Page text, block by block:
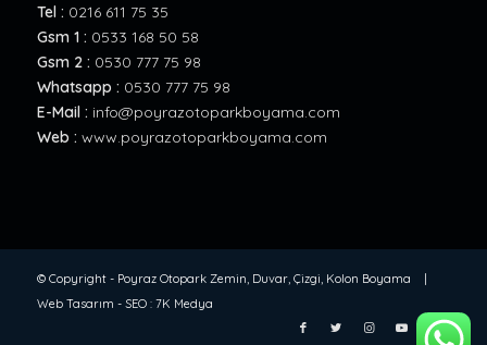
Tel : 0216 611 75 35
Gsm 1 : 0533 168 50 58
Gsm 2 : 0530 777 75 98
Whatsapp : 0530 777 75 98
E-Mail : info@poyrazotoparkboyama.com
Web : www.poyrazotoparkboyama.com
© Copyright - Poyraz Otopark Zemin, Duvar, Çizgi, Kolon Boyama |
Web Tasarım - SEO: 7K Medya